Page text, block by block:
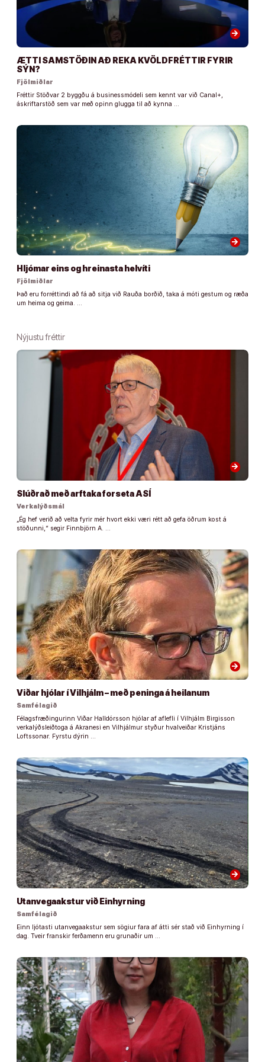
arrow_forward
ÆTTI SAMSTÖÐIN AÐ REKA KVÖLDFRÉTTIR FYRIR
SÝN?
Fjölmiðlar
Fréttir Stöðvar 2 byggðu á businessmódeli sem kennt var við Canal+,
áskriftarstöð sem var með opinn glugga til að kynna …
arrow_forward
Hljómar eins og hreinasta helvíti
Fjölmiðlar
Það eru forréttindi að fá að sitja við Rauða borðið, taka á móti gestum og ræða
um heima og geima. …
Nýjustu fréttir
arrow_forward
Slúðrað með arftaka forseta ASÍ
Verkalýðsmál
„Ég hef verið að velta fyrir mér hvort ekki væri rétt að gefa öðrum kost á
stöðunni,“ segir Finnbjörn A. …
arrow_forward
Viðar hjólar í Vilhjálm – með peninga á heilanum
Samfélagið
Félagsfræðingurinn Viðar Halldórsson hjólar af aflefli í Vilhjálm Birgisson
verkalýðsleiðtoga á Akranesi en Vilhjálmur styður hvalveiðar Kristjáns
Loftssonar. Fyrstu dýrin …
arrow_forward
Utanvegaakstur við Einhyrning
Samfélagið
Einn ljótasti utanvegaakstur sem sögiur fara af átti sér stað við Einhyrning í
dag. Tveir franskir ferðamenn eru grunaðir um …